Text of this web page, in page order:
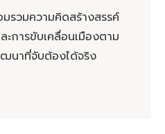
รวมความคิดสร้างสรรค์
การขับเคลื่อนเมืองตาม
นาที่จับต้องได้จริง